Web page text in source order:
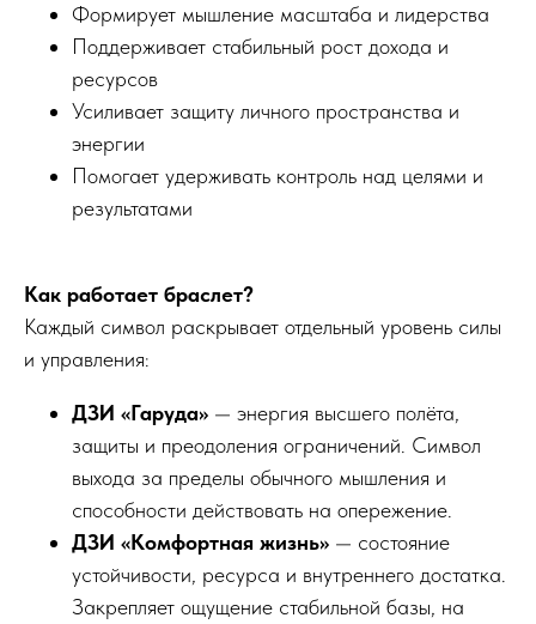
Формирует мышление масштаба и лидерства
Поддерживает стабильный рост дохода и
ресурсов
Усиливает защиту личного пространства и
энергии
Помогает удерживать контроль над целями и
результатами
Как работает браслет?
Каждый символ раскрывает отдельный уровень силы
и управления:
ДЗИ «Гаруда» — энергия высшего полёта,
защиты и преодоления ограничений. Символ
выхода за пределы обычного мышления и
способности действовать на опережение.
ДЗИ «Комфортная жизнь» — состояние
устойчивости, ресурса и внутреннего достатка.
Закрепляет ощущение стабильной базы, на